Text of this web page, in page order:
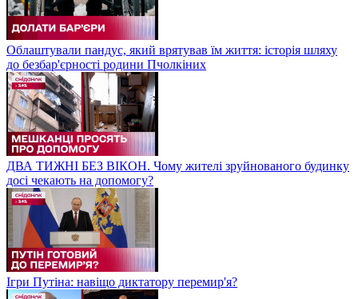
Облаштували пандус, який врятував їм життя: історія шляху
до безбар'єрності родини Пчолкіних
ДВА ТИЖНІ БЕЗ ВІКОН. Чому жителі зруйнованого будинку
досі чекають на допомогу?
Ігри Путіна: навіщо диктатору перемир'я?